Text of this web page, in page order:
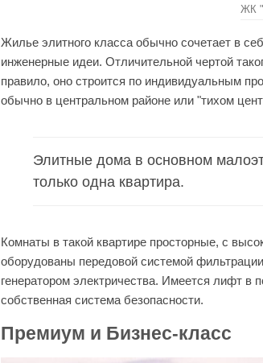
ЖК
Жилье элитного класса обычно сочетает в
инженерные идеи. Отличительной чертой
правило, оно строится по индивидуальным
обычно в центральном районе или "тихом
Элитные дома в основном
только одна квартира.
Комнаты в такой квартире просторные, с
оборудованы передовой системой
генератором электричества. Имеется лифт в
собственная система безопасности.
Премиум и Бизнес-класс